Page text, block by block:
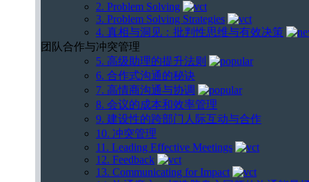
2. Problem Solving
3. Problem Solving Strategies
4. 真相与洞见：批判性思维与有效决策
团队合作与冲突管理
5. 高级助理的提升法则
6. 合作式沟通的秘诀
7. 高情商沟通与协调
8. 会议的成本和效率管理
9. 建设性的跨部门人际互动与合作
10. 冲突管理
11. Leading Effective Meetings
12. Feedback
13. Communicating for Impact